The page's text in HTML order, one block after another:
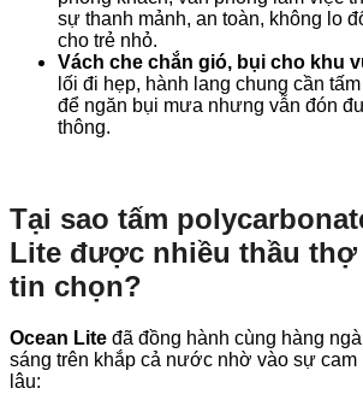
sự thanh mảnh, an toàn, không lo
cho trẻ nhỏ.
Vách che chắn gió, bụi cho khu
lối đi hẹp, hành lang chung cần
để ngăn bụi mưa nhưng vẫn đón
thông.
Tại sao tấm
Lite được nhiều thầu thợ
tin chọn?
Ocean Lite đã đồng hành cùng hàng
sáng trên khắp cả nước nhờ vào sự
lâu: